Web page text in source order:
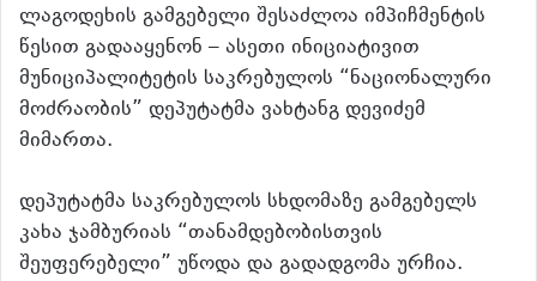
ლაგოდეხის გამგებელი შესაძლოა იმპიჩმენტის
წესით გადააყენონ – ასეთი ინიციატივით
მუნიციპალიტეტის საკრებულოს “ნაციონალური
მოძრაობის” დეპუტატმა ვახტანგ დევიძემ
მიმართა.
დეპუტატმა საკრებულოს სხდომაზე გამგებელს
კახა ჯამბურიას “თანამდებობისთვის
შეუფერებელი” უწოდა და გადადგომა ურჩია.